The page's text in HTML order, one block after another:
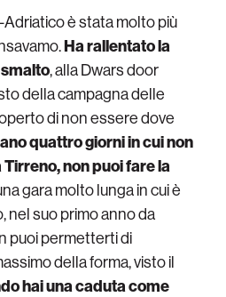
è stata molto più
Ha rallentato la
, alla Dwars door
della campagna delle
di non essere dove
quattro giorni in cui non
non puoi fare la
gara molto lunga in cui è
nel suo primo anno da
puoi permetterti di
della forma, visto il
hai una caduta come